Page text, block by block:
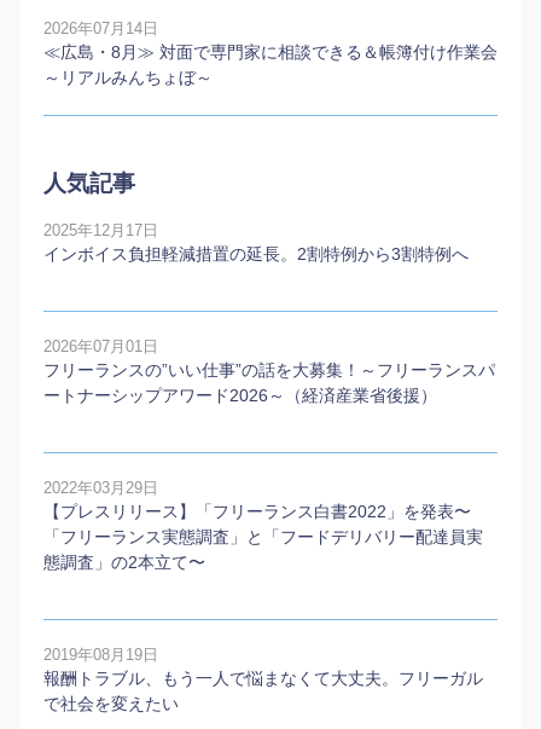
2026年07月14日
≪広島・8月≫ 対面で専門家に相談できる＆帳簿付け作業会
～リアルみんちょぼ～
人気記事
2025年12月17日
インボイス負担軽減措置の延長。2割特例から3割特例へ
2026年07月01日
フリーランスの”いい仕事”の話を大募集！～フリーランスパ
ートナーシップアワード2026～（経済産業省後援）
2022年03月29日
【プレスリリース】「フリーランス白書2022」を発表〜
「フリーランス実態調査」と「フードデリバリー配達員実
態調査」の2本⽴て〜
2019年08月19日
報酬トラブル、もう一人で悩まなくて大丈夫。フリーガル
で社会を変えたい